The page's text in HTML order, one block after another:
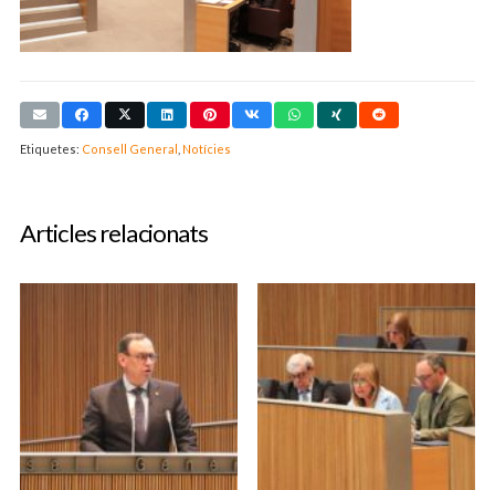
Etiquetes: Consell General Notícies
Articles relacionats